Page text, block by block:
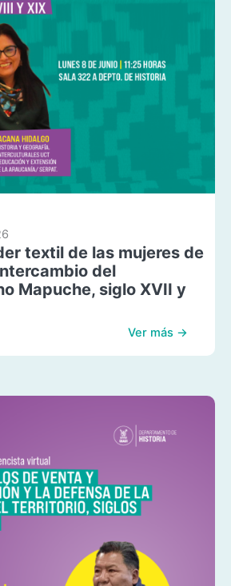
textil de las mujeres de
del
Mapuche, siglo XVII y
Ver más →